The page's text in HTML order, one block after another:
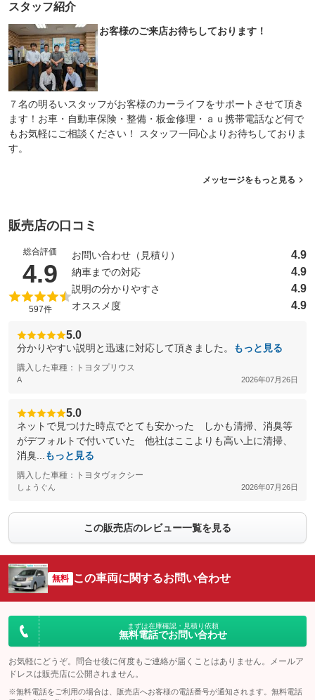
スタッフ紹介
お客様のご来店お待ちしております！
７名の明るいスタッフがお客様のカーライフをサポートさせて頂き
ます！お車・自動車保険・整備・板金修理・ａｕ携帯電話など何で
もお気軽にご相談ください！ スタッフ一同心よりお待ちしておりま
す。
メッセージをもっと見る
販売店の口コミ
総合評価
4.9 （5点満点中）
597件
お問い合わせ（見積り） 4.9
納車までの対応 4.9
説明の分かりやすさ 4.9
オススメ度 4.9
5.0
分かりやすい説明と迅速に対応して頂きました。 もっと見る
購入した車種：トヨタプリウス
A 2026年07月26日
5.0
ネットで見つけた時点でとても安かった しかも清掃、消臭等
がデフォルトで付いていた 他社はここよりも高い上に清掃、
消臭...
もっと見る
購入した車種：トヨタヴォクシー
しょうぐん 2026年07月26日
この販売店のレビュー一覧を見る
無料 この車両に関するお問い合わせ
まずは在庫確認・見積り依頼
無料電話でお問い合わせ
お気軽にどうぞ。問合せ後に何度もご連絡が届くことはありません。メールア
ドレスは販売店に公開されません。
※無料電話をご利用の場合は、販売店へお客様の電話番号が通知されます。無料電話